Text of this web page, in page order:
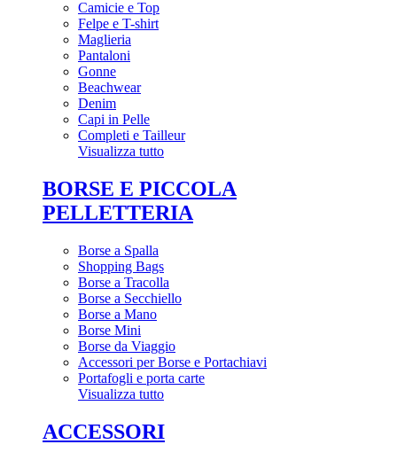
Camicie e Top
Felpe e T-shirt
Maglieria
Pantaloni
Gonne
Beachwear
Denim
Capi in Pelle
Completi e Tailleur
Visualizza tutto
BORSE E PICCOLA
PELLETTERIA
Borse a Spalla
Shopping Bags
Borse a Tracolla
Borse a Secchiello
Borse a Mano
Borse Mini
Borse da Viaggio
Accessori per Borse e Portachiavi
Portafogli e porta carte
Visualizza tutto
ACCESSORI